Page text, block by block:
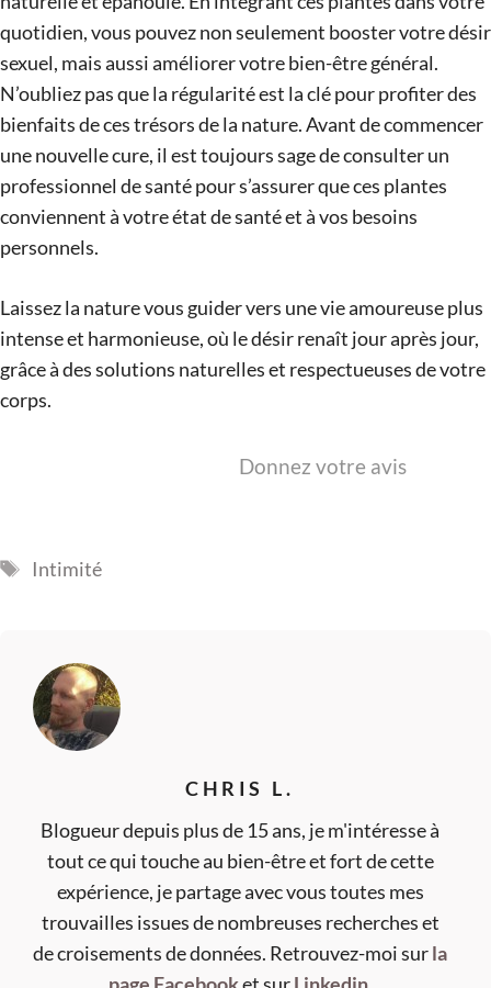
quotidien, vous pouvez non seulement booster votre désir
sexuel, mais aussi améliorer votre bien-être général.
N’oubliez pas que la régularité est la clé pour profiter des
bienfaits de ces trésors de la nature. Avant de commencer
une nouvelle cure, il est toujours sage de consulter un
professionnel de santé pour s’assurer que ces plantes
conviennent à votre état de santé et à vos besoins
personnels.
Laissez la nature vous guider vers une vie amoureuse plus
intense et harmonieuse, où le désir renaît jour après jour,
grâce à des solutions naturelles et respectueuses de votre
corps.
Donnez votre avis
Étiquettes
Intimité
CHRIS L.
Blogueur depuis plus de 15 ans, je m'intéresse à
tout ce qui touche au bien-être et fort de cette
expérience, je partage avec vous toutes mes
trouvailles issues de nombreuses recherches et
de croisements de données. Retrouvez-moi surla